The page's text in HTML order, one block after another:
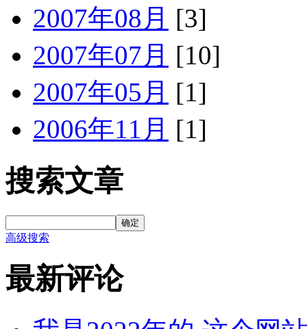
2007年08月 [3]
2007年07月 [10]
2007年05月 [1]
2006年11月 [1]
搜索文章
确定
高级搜索
最新评论